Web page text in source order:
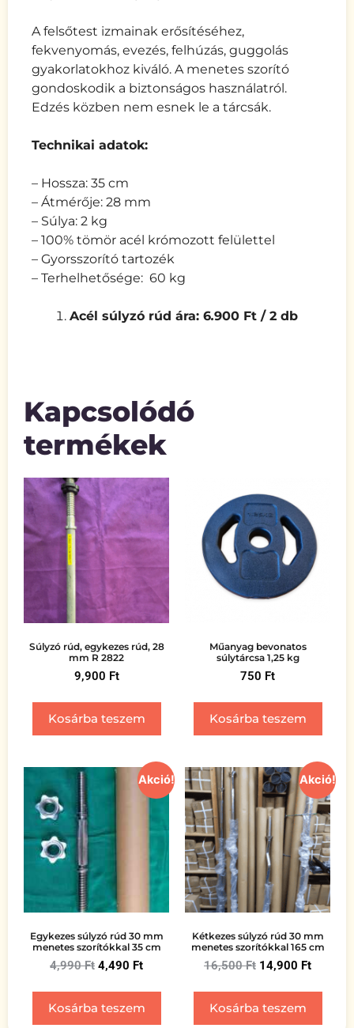
A felsőtest izmainak erősítéséhez,
fekvenyomás, evezés, felhúzás, guggolás
gyakorlatokhoz kiváló. A menetes szorító
gondoskodik a biztonságos használatról.
Edzés közben nem esnek le a tárcsák.
Technikai adatok:
– Hossza: 35 cm
– Átmérője: 28 mm
– Súlya: 2 kg
– 100% tömör acél krómozott felülettel
– Gyorsszorító tartozék
– Terhelhetősége: 60 kg
Acél súlyzó rúd ára: 6.900 Ft / 2 db
Kapcsolódó
termékek
Súlyzó rúd, egykezes rúd, 28
mm R 2822
9,900 Ft
Kosárba teszem
Műanyag bevonatos
súlytárcsa 1,25 kg
750 Ft
Kosárba teszem
Akció!
Egykezes súlyzó rúd 30 mm
menetes szorítókkal 35 cm
4,990Ft 4,490 Ft
Kosárba teszem
Akció!
Kétkezes súlyzó rúd 30 mm
menetes szorítókkal 165 cm
16,500Ft 14,900 Ft
Kosárba teszem